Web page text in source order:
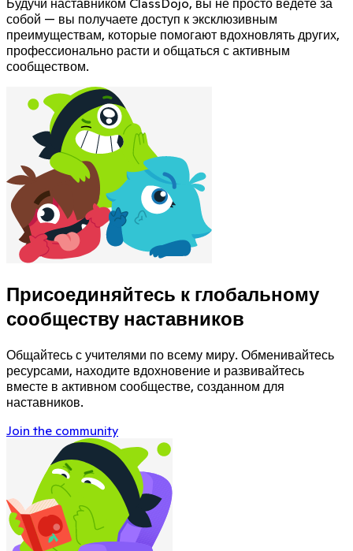
Будучи наставником ClassDojo, вы не просто ведёте за
собой — вы получаете доступ к эксклюзивным
преимуществам, которые помогают вдохновлять других,
профессионально расти и общаться с активным
сообществом.
Присоединяйтесь к глобальному
сообществу наставников
Общайтесь с учителями по всему миру. Обменивайтесь
ресурсами, находите вдохновение и развивайтесь
вместе в активном сообществе, созданном для
наставников.
Join the community